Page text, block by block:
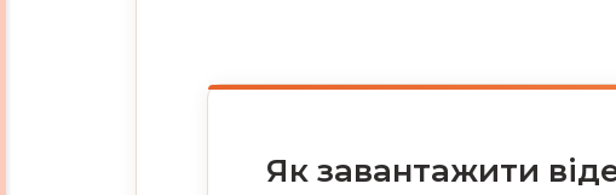
Як завантажити